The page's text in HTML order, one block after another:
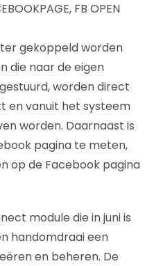
FB OPEN
gekoppeld worden
die naar de eigen
worden direct
en vanuit het systeem
worden. Daarnaast is
pagina te meten,
op de Facebook pagina
module die in juni is
handomdraai een
en beheren. De